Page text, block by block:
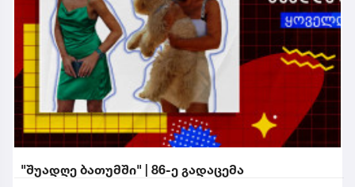
"შუადღე ბათუმში" | 86-ე გადაცემა